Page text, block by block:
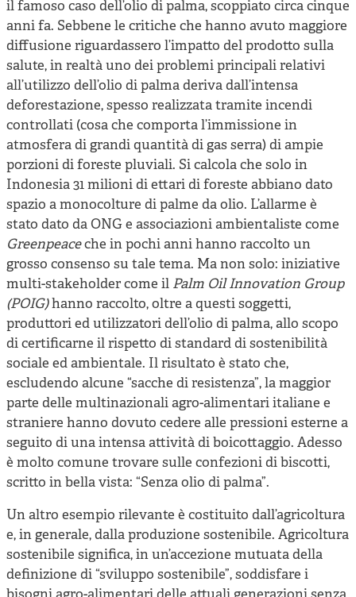
il famoso caso dell’olio di palma, scoppiato circa cinque
anni fa. Sebbene le critiche che hanno avuto maggiore
diffusione riguardassero l’impatto del prodotto sulla
salute, in realtà uno dei problemi principali relativi
all’utilizzo dell’olio di palma deriva dall’intensa
deforestazione, spesso realizzata tramite incendi
controllati (cosa che comporta l’immissione in
atmosfera di grandi quantità di gas serra) di ampie
porzioni di foreste pluviali. Si calcola che solo in
Indonesia 31 milioni di ettari di foreste abbiano dato
spazio a monocolture di palme da olio. L’allarme è
stato dato da ONG e associazioni ambientaliste come
Greenpeaceche in pochi anni hanno raccolto un
grosso consenso su tale tema. Ma non solo: iniziative
multi-stakeholder come il Palm Oil Innovation Group
(POIG)hanno raccolto, oltre a questi soggetti,
produttori ed utilizzatori dell’olio di palma, allo scopo
di certificarne il rispetto di standard di sostenibilità
sociale ed ambientale. Il risultato è stato che,
escludendo alcune “sacche di resistenza”, la maggior
parte delle multinazionali agro-alimentari italiane e
straniere hanno dovuto cedere alle pressioni esterne a
seguito di una intensa attività di boicottaggio. Adesso
è molto comune trovare sulle confezioni di biscotti,
scritto in bella vista: “Senza olio di palma”.
Un altro esempio rilevante è costituito dall’agricoltura
e, in generale, dalla produzione sostenibile. Agricoltura
sostenibile significa, in un’accezione mutuata della
definizione di “sviluppo sostenibile”, soddisfare i